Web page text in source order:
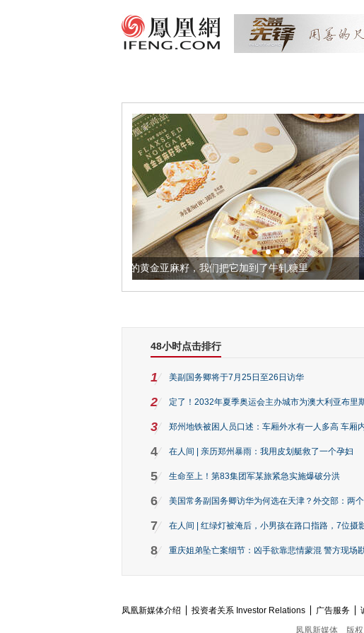
身体更健康的黄金亚麻籽，我们把它加到了牛轧糖里 被列入佛家七宝
48小时点击排行
1 美副国务卿将于7月25日至26日访华
2 定了！2032年夏季奥运会主办城市为澳大利亚布里
3 郑州地铁被困人员口述：车厢外水有一人多高 车厢
4 在人间 | 亲历郑州暴雨：我用皮划艇救了一个孕妇
5 生命至上！第83集团军某旅紧急实施爆破分洪
6 美国常务副国务卿访华为何选在天津？外交部：两
7 在人间 | 红绿灯被淹后，小男孩在路口指路，7位摄
8 重庆姐弟坠亡案细节：凶手欲靠悲情蒙混 警方现场
凤凰新媒体介绍 投资者关系 Investor Relations 广告服务
凤凰新媒体
版